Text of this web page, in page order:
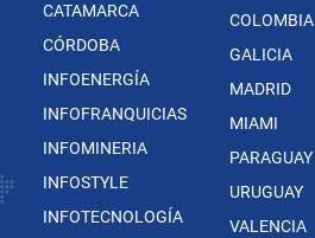
CATAMARCA
CÓRDOBA
INFOENERGÍA
INFOFRANQUICIAS
INFOMINERIA
INFOSTYLE
INFOTECNOLOGÍA
COLOMBIA
GALICIA
MADRID
MIAMI
PARAGUAY
URUGUAY
VALENCIA